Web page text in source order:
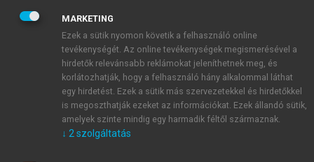
JELSZÓ
JELSZÓ ÚJRA
Kérek értesítést a MeRSZ újdonságairól, akcióiról.
Kérek értesítést az Akadémiai Kiadó Zrt. újdonságairól,
MARKETING
Ezek a sütik nyomon követik a felhasználó online
tevékenységét. Az online tevékenységek megismerésével a
hirdetők relevánsabb reklámokat jeleníthetnek meg, és
korlátozhatják, hogy a felhasználó hány alkalommal láthat
egy hirdetést. Ezek a sütik más szervezetekkel és hirdetőkkel
is megoszthatják ezeket az információkat. Ezek állandó sütik,
amelyek szinte mindig egy harmadik féltől származnak.
↓ 2 szolgáltatás